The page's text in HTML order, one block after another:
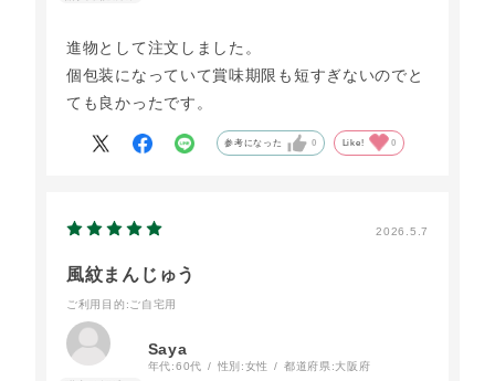
進物として注文しました。
個包装になっていて賞味期限も短すぎないのでと
ても良かったです。
参考になった 0 Like! 0
2026.5.7
風紋まんじゅう
ご利用目的 :ご自宅用
Saya
年代:60代 性別:女性 都道府県:大阪府